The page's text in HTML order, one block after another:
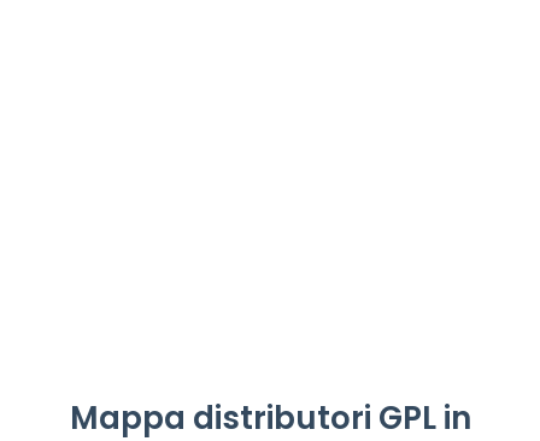
Mappa distributori GPL in